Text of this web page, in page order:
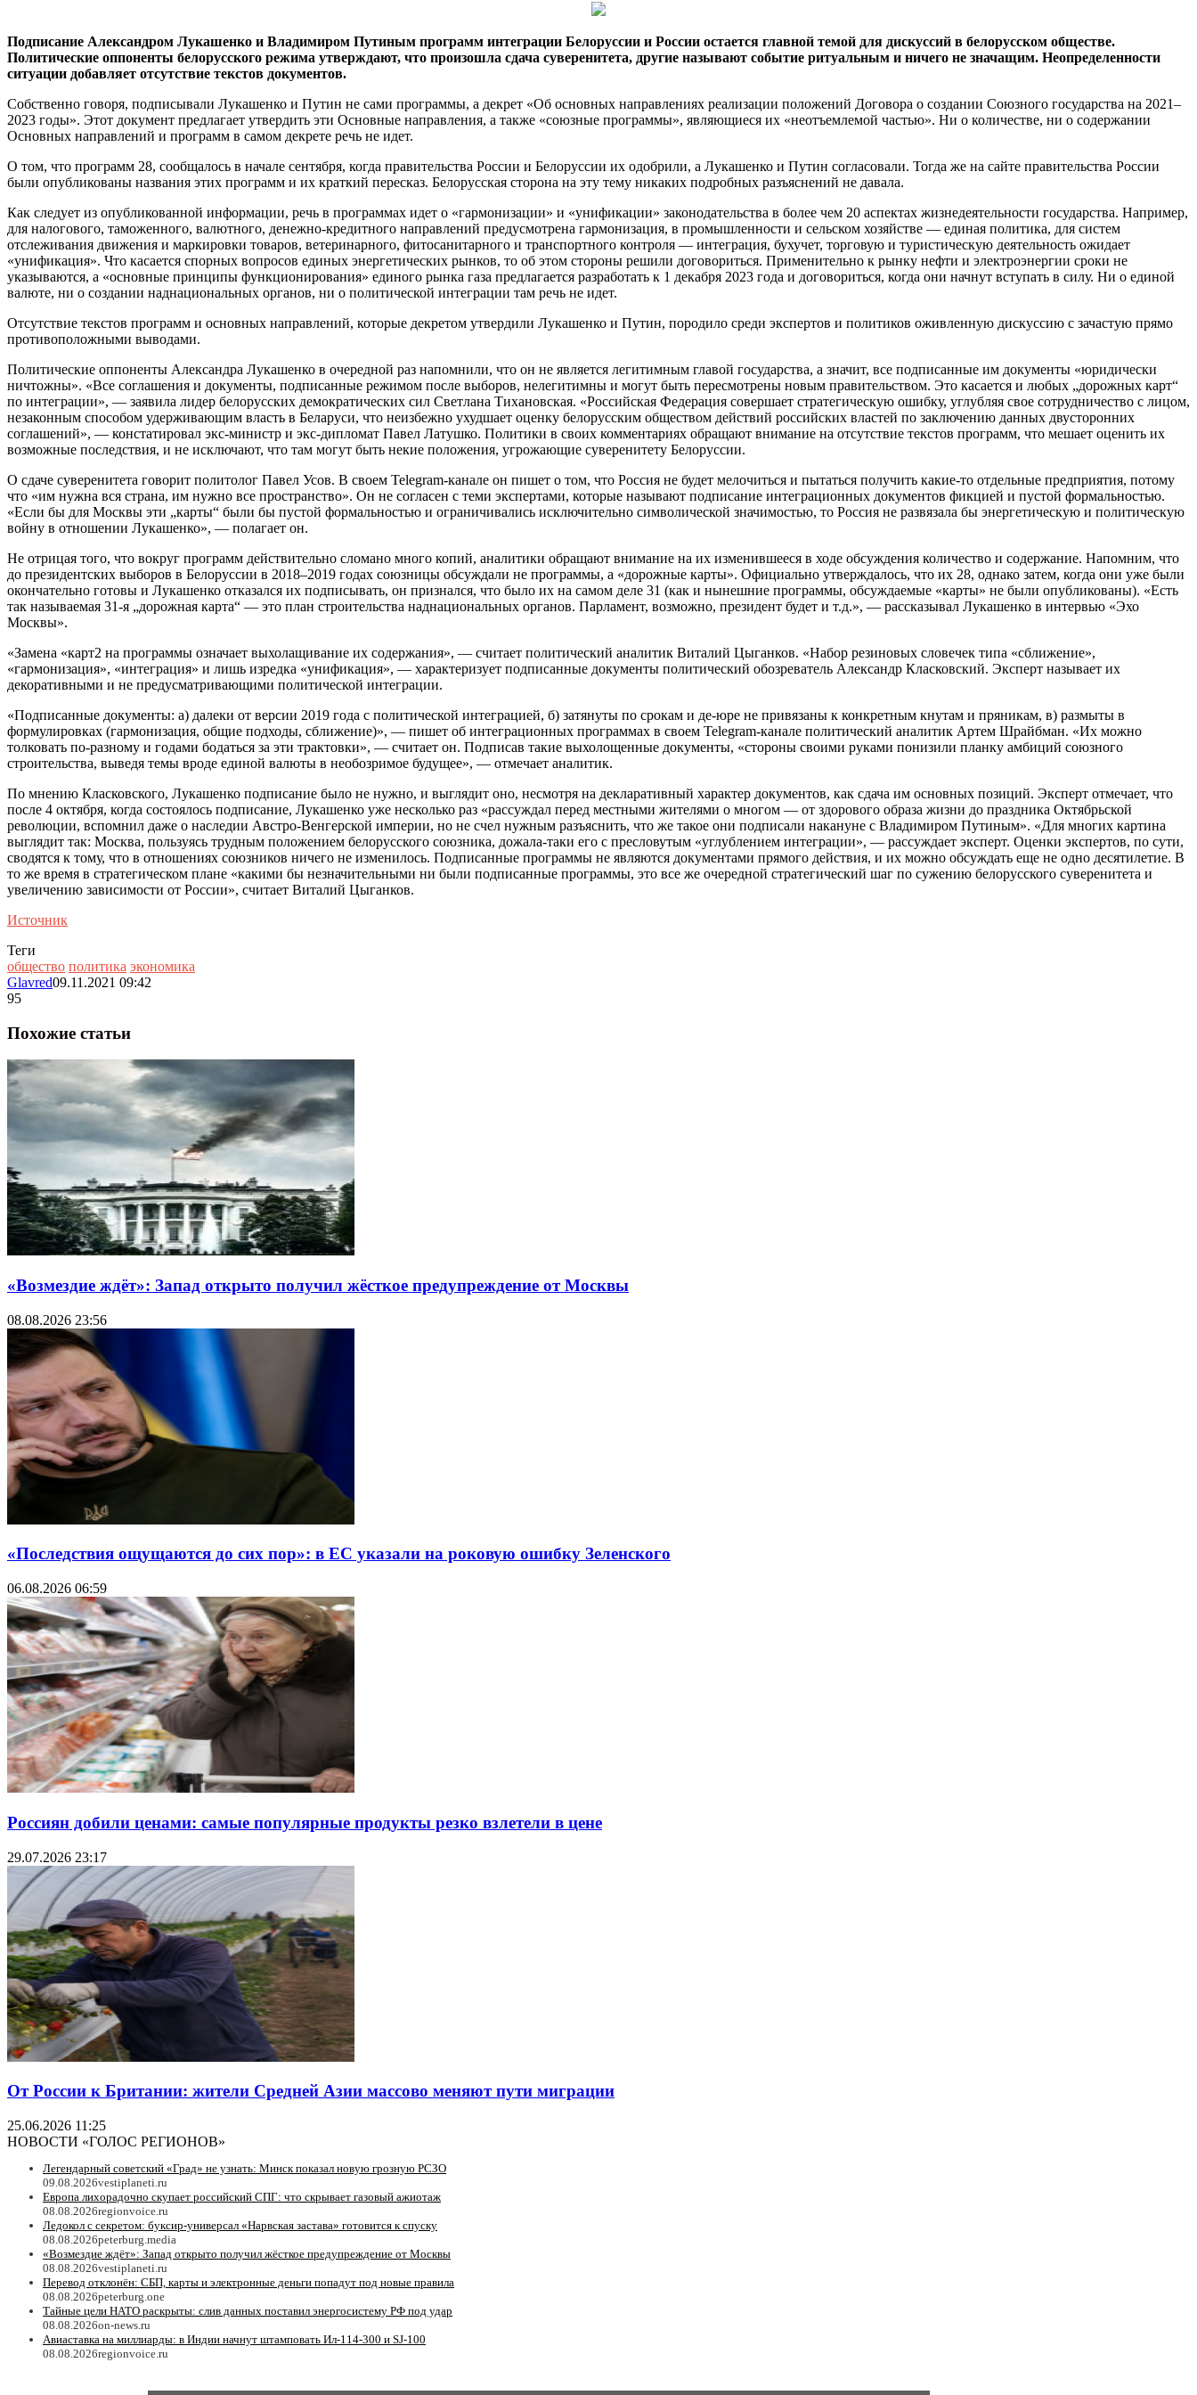
Подписание Александром Лукашенко и Владимиром Путиным программ интеграции Белоруссии и России остается главной темой для дискуссий в белорусском обществе.
Политические оппоненты белорусского режима утверждают, что произошла сдача суверенитета, другие называют событие ритуальным и ничего не значащим. Неопределенности
ситуации добавляет отсутствие текстов документов.
Собственно говоря, подписывали Лукашенко и Путин не сами программы, а декрет «Об основных направлениях реализации положений Договора о создании Союзного государства на 2021–
2023 годы». Этот документ предлагает утвердить эти Основные направления, а также «союзные программы», являющиеся их «неотъемлемой частью». Ни о количестве, ни о содержании
Основных направлений и программ в самом декрете речь не идет.
О том, что программ 28, сообщалось в начале сентября, когда правительства России и Белоруссии их одобрили, а Лукашенко и Путин согласовали. Тогда же на сайте правительства России
были опубликованы названия этих программ и их краткий пересказ. Белорусская сторона на эту тему никаких подробных разъяснений не давала.
Как следует из опубликованной информации, речь в программах идет о «гармонизации» и «унификации» законодательства в более чем 20 аспектах жизнедеятельности государства. Например,
для налогового, таможенного, валютного, денежно-кредитного направлений предусмотрена гармонизация, в промышленности и сельском хозяйстве — единая политика, для систем
отслеживания движения и маркировки товаров, ветеринарного, фитосанитарного и транспортного контроля — интеграция, бухучет, торговую и туристическую деятельность ожидает
«унификация». Что касается спорных вопросов единых энергетических рынков, то об этом стороны решили договориться. Применительно к рынку нефти и электроэнергии сроки не
указываются, а «основные принципы функционирования» единого рынка газа предлагается разработать к 1 декабря 2023 года и договориться, когда они начнут вступать в силу. Ни о единой
валюте, ни о создании наднациональных органов, ни о политической интеграции там речь не идет.
Отсутствие текстов программ и основных направлений, которые декретом утвердили Лукашенко и Путин, породило среди экспертов и политиков оживленную дискуссию с зачастую прямо
противоположными выводами.
Политические оппоненты Александра Лукашенко в очередной раз напомнили, что он не является легитимным главой государства, а значит, все подписанные им документы «юридически
ничтожны». «Все соглашения и документы, подписанные режимом после выборов, нелегитимны и могут быть пересмотрены новым правительством. Это касается и любых „дорожных карт“
по интеграции», — заявила лидер белорусских демократических сил Светлана Тихановская. «Российская Федерация совершает стратегическую ошибку, углубляя свое сотрудничество с лицом,
незаконным способом удерживающим власть в Беларуси, что неизбежно ухудшает оценку белорусским обществом действий российских властей по заключению данных двусторонних
соглашений», — констатировал экс-министр и экс-дипломат Павел Латушко. Политики в своих комментариях обращают внимание на отсутствие текстов программ, что мешает оценить их
возможные последствия, и не исключают, что там могут быть некие положения, угрожающие суверенитету Белоруссии.
О сдаче суверенитета говорит политолог Павел Усов. В своем Telegram-канале он пишет о том, что Россия не будет мелочиться и пытаться получить какие-то отдельные предприятия, потому
что «им нужна вся страна, им нужно все пространство». Он не согласен с теми экспертами, которые называют подписание интеграционных документов фикцией и пустой формальностью.
«Если бы для Москвы эти „карты“ были бы пустой формальностью и ограничивались исключительно символической значимостью, то Россия не развязала бы энергетическую и политическую
войну в отношении Лукашенко», — полагает он.
Не отрицая того, что вокруг программ действительно сломано много копий, аналитики обращают внимание на их изменившееся в ходе обсуждения количество и содержание. Напомним, что
до президентских выборов в Белоруссии в 2018–2019 годах союзницы обсуждали не программы, а «дорожные карты». Официально утверждалось, что их 28, однако затем, когда они уже были
окончательно готовы и Лукашенко отказался их подписывать, он признался, что было их на самом деле 31 (как и нынешние программы, обсуждаемые «карты» не были опубликованы). «Есть
так называемая 31-я „дорожная карта“ — это план строительства наднациональных органов. Парламент, возможно, президент будет и т.д.», — рассказывал Лукашенко в интервью «Эхо
Москвы».
«Замена «карт2 на программы означает выхолащивание их содержания», — считает политический аналитик Виталий Цыганков. «Набор резиновых словечек типа «сближение»,
«гармонизация», «интеграция» и лишь изредка «унификация», — характеризует подписанные документы политический обозреватель Александр Класковский. Эксперт называет их
декоративными и не предусматривающими политической интеграции.
«Подписанные документы: а) далеки от версии 2019 года с политической интеграцией, б) затянуты по срокам и де-юре не привязаны к конкретным кнутам и пряникам, в) размыты в
формулировках (гармонизация, общие подходы, сближение)», — пишет об интеграционных программах в своем Telegram-канале политический аналитик Артем Шрайбман. «Их можно
толковать по-разному и годами бодаться за эти трактовки», — считает он. Подписав такие выхолощенные документы, «стороны своими руками понизили планку амбиций союзного
строительства, выведя темы вроде единой валюты в необозримое будущее», — отмечает аналитик.
По мнению Класковского, Лукашенко подписание было не нужно, и выглядит оно, несмотря на декларативный характер документов, как сдача им основных позиций. Эксперт отмечает, что
после 4 октября, когда состоялось подписание, Лукашенко уже несколько раз «рассуждал перед местными жителями о многом — от здорового образа жизни до праздника Октябрьской
революции, вспомнил даже о наследии Австро-Венгерской империи, но не счел нужным разъяснить, что же такое они подписали накануне с Владимиром Путиным». «Для многих картина
выглядит так: Москва, пользуясь трудным положением белорусского союзника, дожала-таки его с пресловутым «углублением интеграции», — рассуждает эксперт. Оценки экспертов, по сути,
сводятся к тому, что в отношениях союзников ничего не изменилось. Подписанные программы не являются документами прямого действия, и их можно обсуждать еще не одно десятилетие. В
то же время в стратегическом плане «какими бы незначительными ни были подписанные программы, это все же очередной стратегический шаг по сужению белорусского суверенитета и
увеличению зависимости от России», считает Виталий Цыганков.
Источник
Теги
общество политика экономика
Glavred09.11.2021 09:42
95
Похожие статьи
«Возмездие ждёт»: Запад открыто получил жёсткое предупреждение от Москвы
08.08.2026 23:56
«Последствия ощущаются до сих пор»: в ЕС указали на роковую ошибку Зеленского
06.08.2026 06:59
Россиян добили ценами: самые популярные продукты резко взлетели в цене
29.07.2026 23:17
От России к Британии: жители Средней Азии массово меняют пути миграции
25.06.2026 11:25
НОВОСТИ «ГОЛОС РЕГИОНОВ»
Легендарный советский «Град» не узнать: Минск показал новую грозную РСЗО
09.08.2026vestiplaneti.ru
Европа лихорадочно скупает российский СПГ: что скрывает газовый ажиотаж
08.08.2026regionvoice.ru
Ледокол с секретом: буксир-универсал «Нарвская застава» готовится к спуску
08.08.2026peterburg.media
«Возмездие ждёт»: Запад открыто получил жёсткое предупреждение от Москвы
08.08.2026vestiplaneti.ru
Перевод отклонён: СБП, карты и электронные деньги попадут под новые правила
08.08.2026peterburg.one
Тайные цели НАТО раскрыты: слив данных поставил энергосистему РФ под удар
08.08.2026on-news.ru
Авиаставка на миллиарды: в Индии начнут штамповать Ил‑114‑300 и SJ‑100
08.08.2026regionvoice.ru